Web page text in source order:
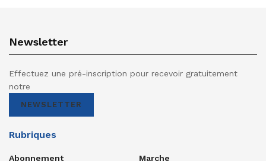
Newsletter
Effectuez une pré-inscription pour recevoir gratuitement
notre
NEWSLETTER
Rubriques
Abonnement Marche